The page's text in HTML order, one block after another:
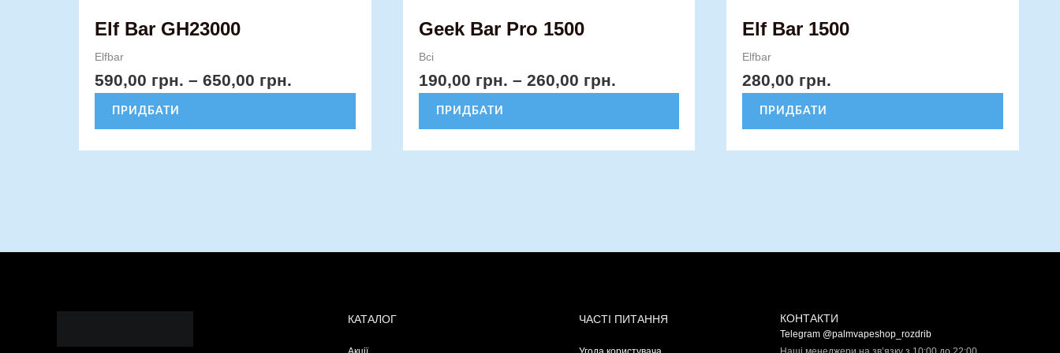
Elf Bar GH23000
Elfbar
590,00 грн. – 650,00 грн.
ПРИДБАТИ
Geek Bar Pro 1500
Всі
190,00 грн. – 260,00 грн.
ПРИДБАТИ
Elf Bar 1500
Elfbar
280,00 грн.
ПРИДБАТИ
КАТАЛОГ ЧАСТІ ПИТАННЯ КОНТАКТИ
Telegram @palmvapeshop_rozdrib